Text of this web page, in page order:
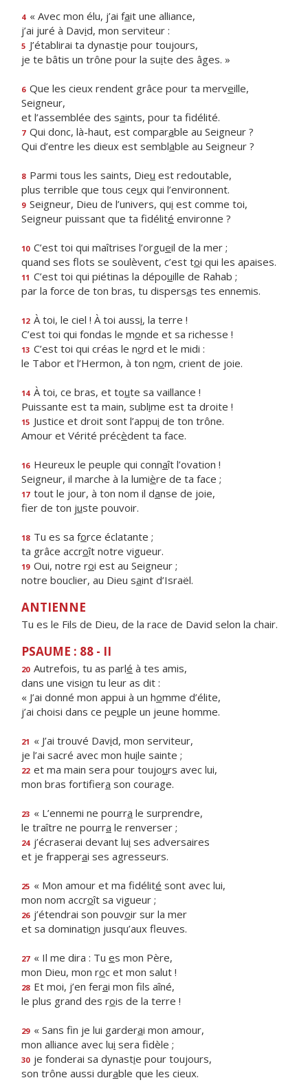
4 « Avec mon élu, j’ai fait une alliance,
j’ai juré à David, mon serviteur :
5 J’établirai ta dynastie pour toujours,
je te bâtis un trône pour la suite des âges. »
6 Que les cieux rendent grâce pour ta merveille,
Seigneur,
et l’assemblée des saints, pour ta fidélité.
7 Qui donc, là-haut, est comparable au Seigneur ?
Qui d’entre les dieux est semblable au Seigneur ?
8 Parmi tous les saints, Dieu est redoutable,
plus terrible que tous ceux qui l’environnent.
9 Seigneur, Dieu de l’univers, qui est comme toi,
Seigneur puissant que ta fidélité environne ?
10 C’est toi qui maîtrises l’orgueil de la mer ;
quand ses flots se soulèvent, c’est toi qui les apaises.
11 C’est toi qui piétinas la dépouille de Rahab ;
par la force de ton bras, tu dispersas tes ennemis.
12 À toi, le ciel ! À toi aussi, la terre !
C’est toi qui fondas le monde et sa richesse !
13 C’est toi qui créas le nord et le midi :
le Tabor et l’Hermon, à ton nom, crient de joie.
14 À toi, ce bras, et toute sa vaillance !
Puissante est ta main, sublime est ta droite !
15 Justice et droit sont l’appui de ton trône.
Amour et Vérité précèdent ta face.
16 Heureux le peuple qui connaît l’ovation !
Seigneur, il marche à la lumière de ta face ;
17 tout le jour, à ton nom il danse de joie,
fier de ton juste pouvoir.
18 Tu es sa force éclatante ;
ta grâce accroît notre vigueur.
19 Oui, notre roi est au Seigneur ;
notre bouclier, au Dieu saint d’Israël.
ANTIENNE
Tu es le Fils de Dieu, de la race de David selon la chair.
PSAUME : 88 - II
20 Autrefois, tu as parlé à tes amis,
dans une vision tu leur as dit :
« J’ai donné mon appui à un homme d’élite,
j’ai choisi dans ce peuple un jeune homme.
21 « J’ai trouvé David, mon serviteur,
je l’ai sacré avec mon huile sainte ;
22 et ma main sera pour toujours avec lui,
mon bras fortifiera son courage.
23 « L’ennemi ne pourra le surprendre,
le traître ne pourra le renverser ;
24 j’écraserai devant lui ses adversaires
et je frapperai ses agresseurs.
25 « Mon amour et ma fidélité sont avec lui,
mon nom accroît sa vigueur ;
26 j’étendrai son pouvoir sur la mer
et sa domination jusqu’aux fleuves.
27 « Il me dira : Tu es mon Père,
mon Dieu, mon roc et mon salut !
28 Et moi, j’en ferai mon fils aîné,
le plus grand des rois de la terre !
29 « Sans fin je lui garderai mon amour,
mon alliance avec lui sera fidèle ;
30 je fonderai sa dynastie pour toujours,
son trône aussi durable que les cieux.